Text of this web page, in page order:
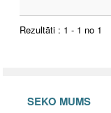
Rezultāti : 1 - 1 no 1
SEKO MUMS